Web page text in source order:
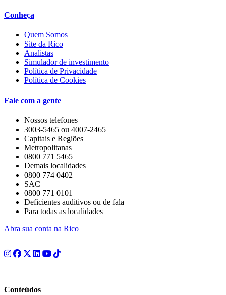
Conheça
Quem Somos
Site da Rico
Analistas
Simulador de investimento
Política de Privacidade
Política de Cookies
Fale com a gente
Nossos telefones
3003-5465 ou 4007-2465
Capitais e Regiões
Metropolitanas
0800 771 5465
Demais localidades
0800 774 0402
SAC
0800 771 0101
Deficientes auditivos ou de fala
Para todas as localidades
Abra sua conta na Rico
Conteúdos